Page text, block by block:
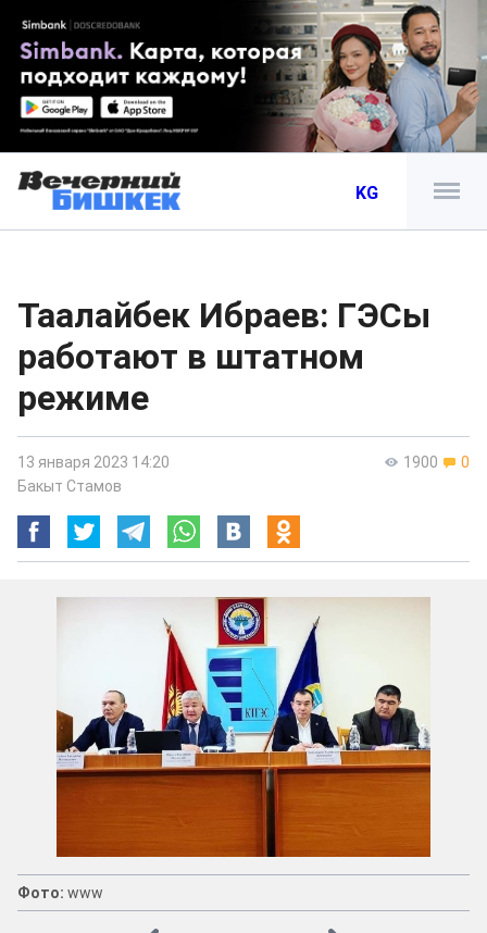
KG
Таалайбек Ибраев: ГЭСы
работают в штатном
режиме
1900 0
13 января 2023 14:20
Бакыт Стамов
Фото: www